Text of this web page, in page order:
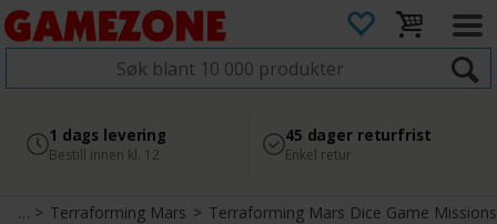
2 300+ anmeldelser på
Google
Sikker betaling
med Svea
1 dags levering
Bestill innen kl. 12
45 dager returfrist
Enkel retur
>Terraforming Mars>Terraforming Mars Dice Game Missions